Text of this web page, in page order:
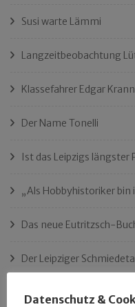
Susi warte Lämmi
Langzeitbeobachtung
Klassefahrer Edgar
Der Name Tonelli
Ist das Leipzigs längster
„Als Hobbyhistoriker bin
Das neue Eutritzsch-
Der Leipziger
Rennfahrer in
Datenschutz &